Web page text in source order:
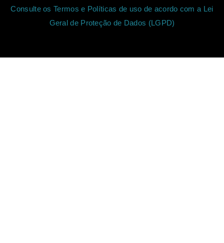
Consulte os Termos e Políticas de uso de acordo com a Lei
Geral de Proteção de Dados (LGPD)